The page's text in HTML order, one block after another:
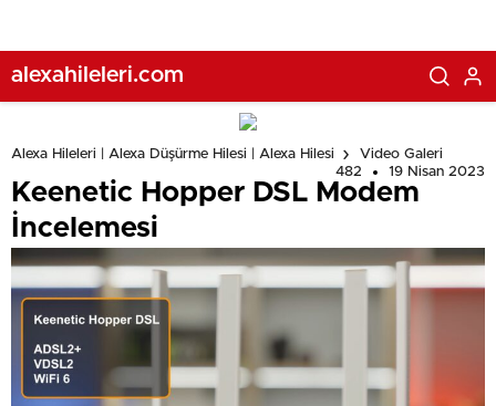
alexahileleri.com
Alexa Hileleri | Alexa Düşürme Hilesi | Alexa Hilesi
Video Galeri
482
19 Nisan 2023
Keenetic Hopper DSL Modem
İncelemesi